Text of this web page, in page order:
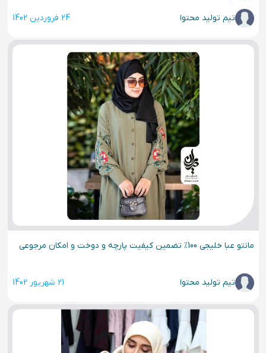
تیم تولید محتوا 24 فروردین 1402
مانتو عبا خلیجی 100% تضمین کیفیت پارچه و دوخت و امکان مرجوعی
تیم تولید محتوا 21 شهریور 1402